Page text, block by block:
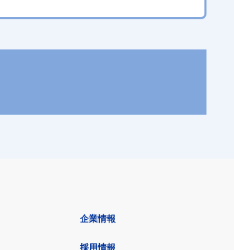
企業情報
採用情報